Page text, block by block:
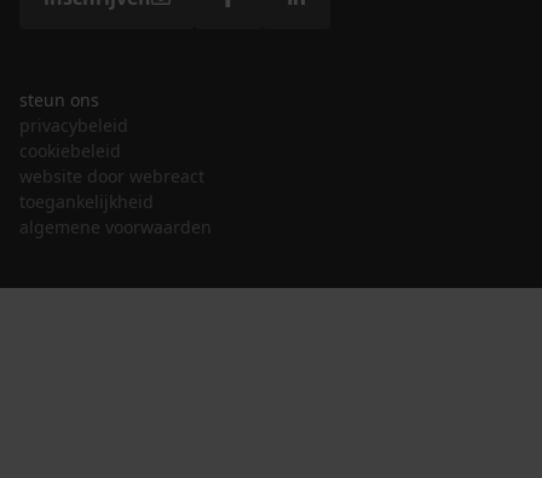
steun ons
privacybeleid
cookiebeleid
website door webreact
toegankelijkheid
algemene voorwaarden